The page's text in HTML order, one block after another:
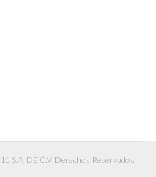
S.A. DE C.V. Derechos Reservados.